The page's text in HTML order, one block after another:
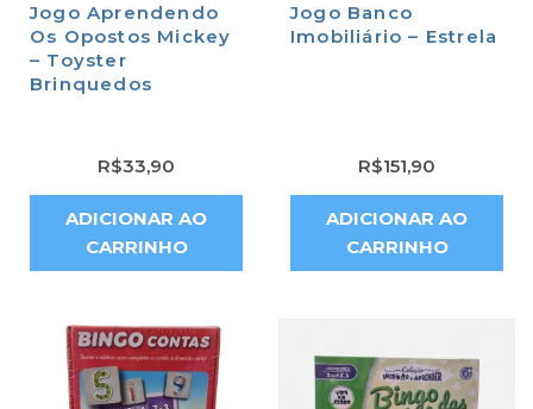
Jogo Aprendendo
Os Opostos Mickey
– Toyster
Brinquedos
R$33,90
ADICIONAR AO
CARRINHO
Jogo Banco
Imobiliário – Estrela
R$151,90
ADICIONAR AO
CARRINHO